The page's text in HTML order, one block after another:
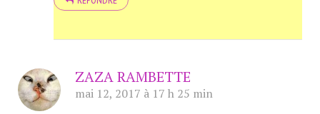
ZAZA RAMBETTE
mai 12, 2017 à 17 h 25 min